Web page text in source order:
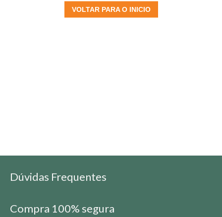
VOLTAR PARA O INICIO
Dúvidas Frequentes
Compra 100% segura